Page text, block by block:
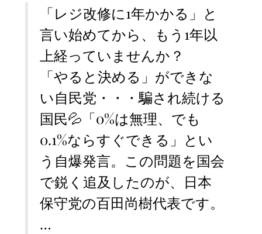
「レジ改修に1年かかる」と
言い始めてから、もう1年以
上経っていませんか？
「やると決める」ができな
い自民党・・・騙され続ける
国民💦「0%は無理、でも
0.1%ならすぐできる」とい
う自爆発言。この問題を国会
で鋭く追及したのが、日本
保守党の百田尚樹代表です。
…